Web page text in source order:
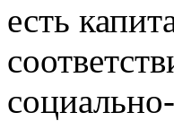
есть